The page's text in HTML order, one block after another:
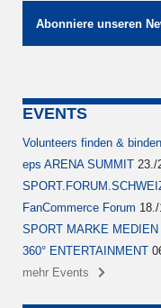
Abonniere unseren
EVENTS
Volunteers finden & binden
eps ARENA SUMMIT 23./
FanCommerce Forum
SPORT MARKE MEDIEN
360° ENTERTAINMENT
mehr Events